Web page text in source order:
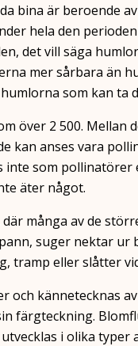
bina är beroende
hela den
det vill säga
mer sårbara än
som kan ta
över 2 500. Mellan
kan anses vara
inte som
äter något.
många av de
suger nektar ur
tramp eller slåtter
och kännetecknas
färgteckning.
i olika